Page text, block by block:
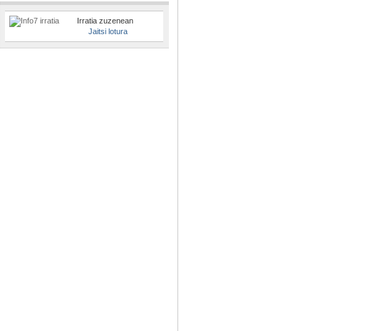
Irratia zuzenean
Jaitsi lotura